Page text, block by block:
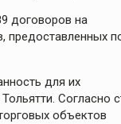
договоров на
предоставленных
для их
Согласно
объектов